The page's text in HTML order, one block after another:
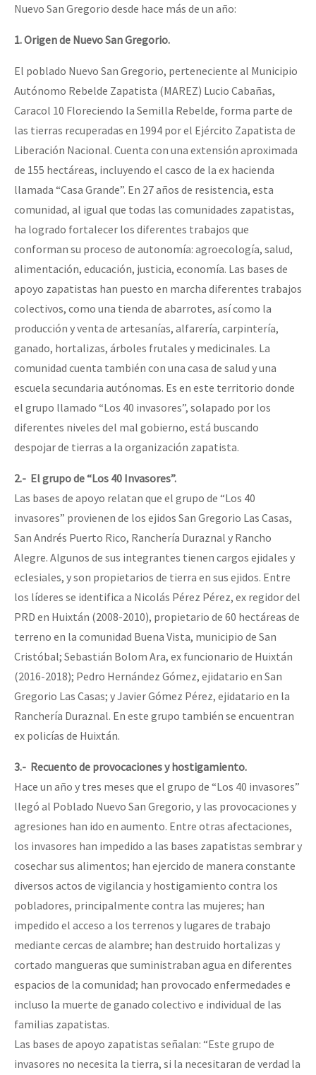
Nuevo San Gregorio desde hace más de un año:
1. Origen de Nuevo San Gregorio.
El poblado Nuevo San Gregorio, perteneciente al Municipio
Autónomo Rebelde Zapatista (MAREZ) Lucio Cabañas,
Caracol 10 Floreciendo la Semilla Rebelde, forma parte de
las tierras recuperadas en 1994 por el Ejército Zapatista de
Liberación Nacional. Cuenta con una extensión aproximada
de 155 hectáreas, incluyendo el casco de la ex hacienda
llamada “Casa Grande”. En 27 años de resistencia, esta
comunidad, al igual que todas las comunidades zapatistas,
ha logrado fortalecer los diferentes trabajos que
conforman su proceso de autonomía: agroecología, salud,
alimentación, educación, justicia, economía. Las bases de
apoyo zapatistas han puesto en marcha diferentes trabajos
colectivos, como una tienda de abarrotes, así como la
producción y venta de artesanías, alfarería, carpintería,
ganado, hortalizas, árboles frutales y medicinales. La
comunidad cuenta también con una casa de salud y una
escuela secundaria autónomas. Es en este territorio donde
el grupo llamado “Los 40 invasores”, solapado por los
diferentes niveles del mal gobierno, está buscando
despojar de tierras a la organización zapatista.
2.- El grupo de “Los 40 Invasores”.
Las bases de apoyo relatan que el grupo de “Los 40
invasores” provienen de los ejidos San Gregorio Las Casas,
San Andrés Puerto Rico, Ranchería Duraznal y Rancho
Alegre. Algunos de sus integrantes tienen cargos ejidales y
eclesiales, y son propietarios de tierra en sus ejidos. Entre
los líderes se identifica a Nicolás Pérez Pérez, ex regidor del
PRD en Huixtán (2008-2010), propietario de 60 hectáreas de
terreno en la comunidad Buena Vista, municipio de San
Cristóbal; Sebastián Bolom Ara, ex funcionario de Huixtán
(2016-2018); Pedro Hernández Gómez, ejidatario en San
Gregorio Las Casas; y Javier Gómez Pérez, ejidatario en la
Ranchería Duraznal. En este grupo también se encuentran
ex policías de Huixtán.
3.- Recuento de provocaciones y hostigamiento.
Hace un año y tres meses que el grupo de “Los 40 invasores”
llegó al Poblado Nuevo San Gregorio, y las provocaciones y
agresiones han ido en aumento. Entre otras afectaciones,
los invasores han impedido a las bases zapatistas sembrar y
cosechar sus alimentos; han ejercido de manera constante
diversos actos de vigilancia y hostigamiento contra los
pobladores, principalmente contra las mujeres; han
impedido el acceso a los terrenos y lugares de trabajo
mediante cercas de alambre; han destruido hortalizas y
cortado mangueras que suministraban agua en diferentes
espacios de la comunidad; han provocado enfermedades e
incluso la muerte de ganado colectivo e individual de las
familias zapatistas.
Las bases de apoyo zapatistas señalan: “Este grupo de
invasores no necesita la tierra, si la necesitaran de verdad la